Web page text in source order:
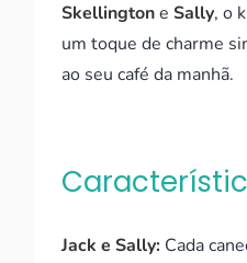
Skellingtone Sally, o
um toque de charme
ao seu café da manhã.
Jack e Sally: Cada